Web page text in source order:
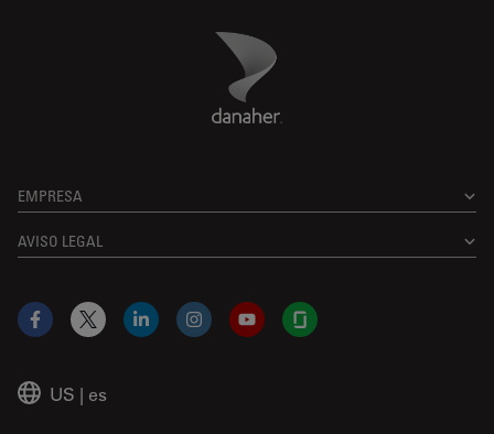
Danaher Logo
EMPRESA
AVISO LEGAL
US | es
Facebook
X LinkedInInstagramYouTubeGlassdoor